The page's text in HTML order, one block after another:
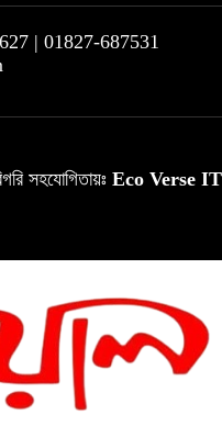
| 01827-687531
সহযোগিতায়ঃ Eco Verse IT